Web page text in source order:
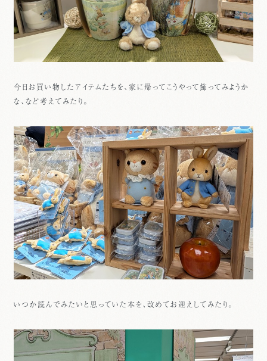
今日お買い物したアイテムたちを、家に帰ってこうやって飾ってみようか
な、など考えてみたり。
いつか読んでみたいと思っていた本を、改めてお迎えしてみたり。